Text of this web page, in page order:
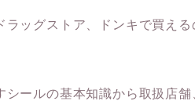
ラッグストア、ドンキで買え
シールの基本知識から取扱店